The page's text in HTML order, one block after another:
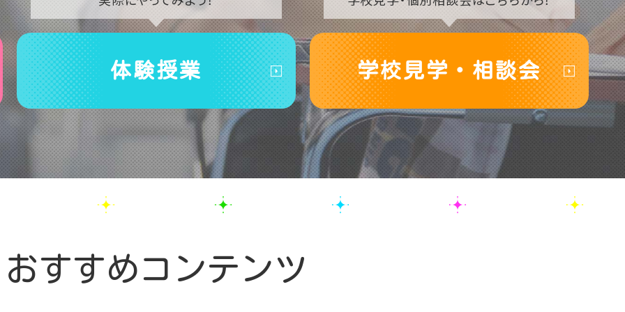
体験授業 学校見学・相談会
おすすめコンテンツ